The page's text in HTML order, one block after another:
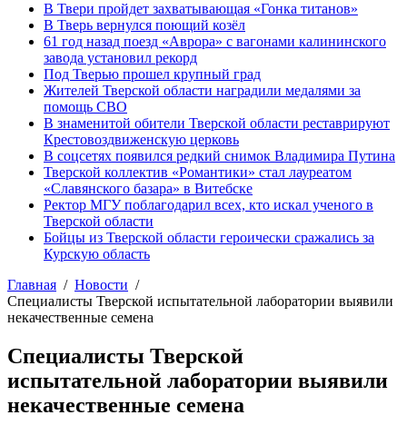
В Твери пройдет захватывающая «Гонка титанов»
В Тверь вернулся поющий козёл
61 год назад поезд «Аврора» с вагонами калининского
завода установил рекорд
Под Тверью прошел крупный град
Жителей Тверской области наградили медалями за
помощь СВО
В знаменитой обители Тверской области реставрируют
Крестовоздвиженскую церковь
В соцсетях появился редкий снимок Владимира Путина
Тверской коллектив «Романтики» стал лауреатом
«Славянского базара» в Витебске
Ректор МГУ поблагодарил всех, кто искал ученого в
Тверской области
Бойцы из Тверской области героически сражались за
Курскую область
Главная
Новости
Специалисты Тверской испытательной лаборатории выявили
некачественные семена
Специалисты Тверской
испытательной лаборатории выявили
некачественные семена